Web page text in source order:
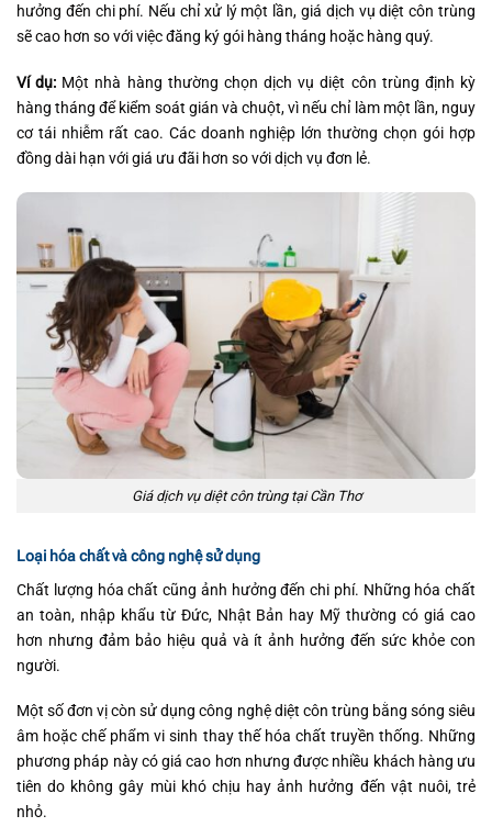
hưởng đến chi phí. Nếu chỉ xử lý một lần, giá dịch vụ diệt côn trùng
sẽ cao hơn so với việc đăng ký gói hàng tháng hoặc hàng quý.
Ví dụ: Một nhà hàng thường chọn dịch vụ diệt côn trùng định kỳ
hàng tháng để kiểm soát gián và chuột, vì nếu chỉ làm một lần, nguy
cơ tái nhiễm rất cao. Các doanh nghiệp lớn thường chọn gói hợp
đồng dài hạn với giá ưu đãi hơn so với dịch vụ đơn lẻ.
Giá dịch vụ diệt côn trùng tại Cần Thơ
Loại hóa chất và công nghệ sử dụng
Chất lượng hóa chất cũng ảnh hưởng đến chi phí. Những hóa chất
an toàn, nhập khẩu từ Đức, Nhật Bản hay Mỹ thường có giá cao
hơn nhưng đảm bảo hiệu quả và ít ảnh hưởng đến sức khỏe con
người.
Một số đơn vị còn sử dụng công nghệ diệt côn trùng bằng sóng siêu
âm hoặc chế phẩm vi sinh thay thế hóa chất truyền thống. Những
phương pháp này có giá cao hơn nhưng được nhiều khách hàng ưu
tiên do không gây mùi khó chịu hay ảnh hưởng đến vật nuôi, trẻ
nhỏ.